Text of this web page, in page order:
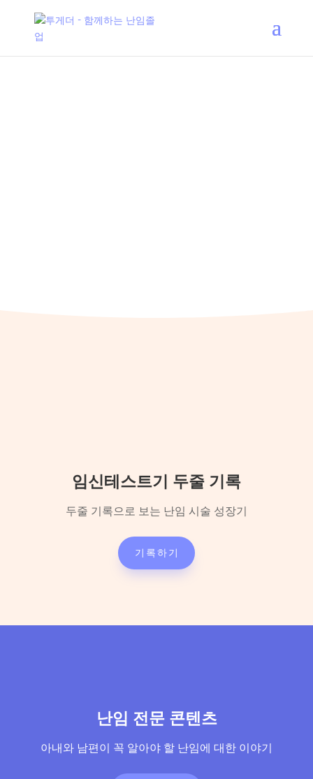
임신테스트기 두줄 기록
두줄 기록으로 보는 난임 시술 성장기
기록하기
난임 전문 콘텐츠
아내와 남편이 꼭 알아야 할 난임에 대한 이야기